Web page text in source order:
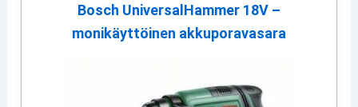
Bosch UniversalHammer 18V –
monikäyttöinen akkuporavasara